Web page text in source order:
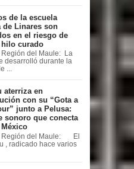
de la escuela
de Linares son
en el riesgo de
curado
Región del Maule: La
desarrolló durante la
...
aterriza en
con su “Gota a
junto a Pelusa:
sonoro que conecta
Región del Maule: El
, radicado hace varios